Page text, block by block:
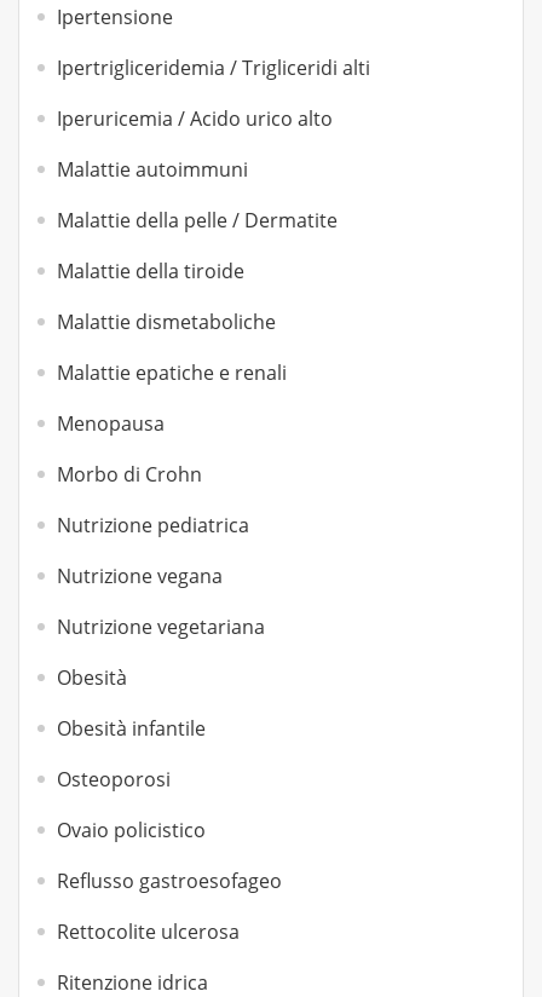
Ipertensione
Ipertrigliceridemia / Trigliceridi alti
Iperuricemia / Acido urico alto
Malattie autoimmuni
Malattie della pelle / Dermatite
Malattie della tiroide
Malattie dismetaboliche
Malattie epatiche e renali
Menopausa
Morbo di Crohn
Nutrizione pediatrica
Nutrizione vegana
Nutrizione vegetariana
Obesità
Obesità infantile
Osteoporosi
Ovaio policistico
Reflusso gastroesofageo
Rettocolite ulcerosa
Ritenzione idrica